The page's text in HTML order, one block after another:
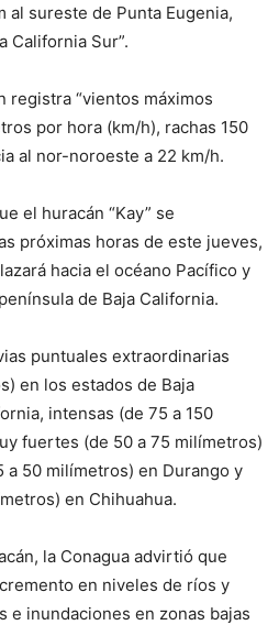
al sureste de Punta Eugenia,
California Sur”.
registra “vientos máximos
por hora (km/h), rachas 150
al nor-noroeste a 22 km/h.
el huracán “Kay” se
próximas horas de este jueves,
hacia el océano Pacífico y
de Baja California.
puntuales extraordinarias
en los estados de Baja
intensas (de 75 a 150
fuertes (de 50 a 75 milímetros)
a 50 milímetros) en Durango y
en Chihuahua.
la Conagua advirtió que
en niveles de ríos y
e inundaciones en zonas bajas